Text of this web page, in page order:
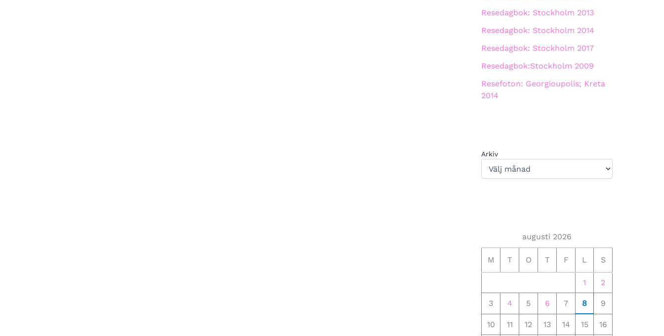
Resedagbok: Stockholm 2013
Resedagbok: Stockholm 2014
Resedagbok: Stockholm 2017
Resedagbok:Stockholm 2009
Resefoton: Georgioupolis; Kreta
2014
Arkiv
augusti 2026
M T O T F L S
1 2
3 4 5 6 7 8 9
10 11 12 13 14 15 16